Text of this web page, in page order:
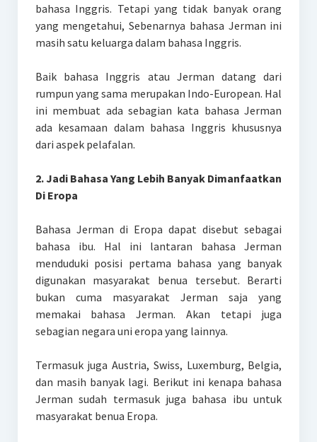
bahasa Inggris. Tetapi yang tidak banyak orang
yang mengetahui, Sebenarnya bahasa Jerman ini
masih satu keluarga dalam bahasa Inggris.
Baik bahasa Inggris atau Jerman datang dari
rumpun yang sama merupakan Indo-European. Hal
ini membuat ada sebagian kata bahasa Jerman
ada kesamaan dalam bahasa Inggris khususnya
dari aspek pelafalan.
2. Jadi Bahasa Yang Lebih Banyak Dimanfaatkan
Di Eropa
Bahasa Jerman di Eropa dapat disebut sebagai
bahasa ibu. Hal ini lantaran bahasa Jerman
menduduki posisi pertama bahasa yang banyak
digunakan masyarakat benua tersebut. Berarti
bukan cuma masyarakat Jerman saja yang
memakai bahasa Jerman. Akan tetapi juga
sebagian negara uni eropa yang lainnya.
Termasuk juga Austria, Swiss, Luxemburg, Belgia,
dan masih banyak lagi. Berikut ini kenapa bahasa
Jerman sudah termasuk juga bahasa ibu untuk
masyarakat benua Eropa.